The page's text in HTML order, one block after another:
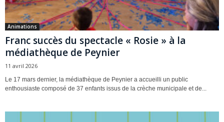
Animations
Franc succès du spectacle « Rosie » à la
médiathèque de Peynier
11 avril 2026
Le 17 mars dernier, la médiathèque de Peynier a accueilli un public
enthousiaste composé de 37 enfants issus de la crèche municipale et de...